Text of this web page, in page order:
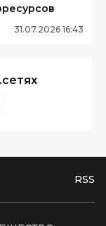
31.07.2026 16:43
RSS